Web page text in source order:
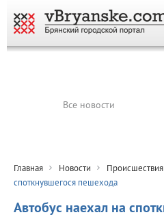
Все новости
Главная Новости Происшествия
споткнувшегося пешехода
Автобус наехал на